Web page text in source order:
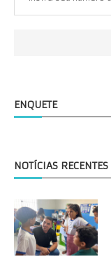
ENQUETE
NOTÍCIAS RECENTES